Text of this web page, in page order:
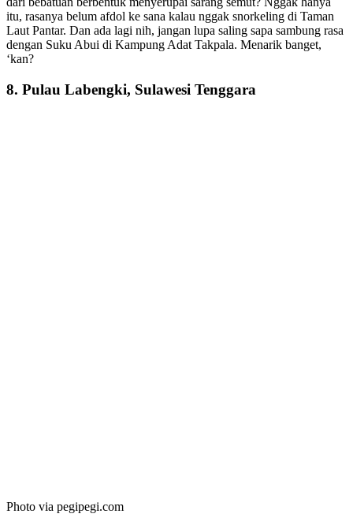
itu, rasanya belum afdol ke sana kalau nggak snorkeling di Taman
Laut Pantar. Dan ada lagi nih, jangan lupa saling sapa sambung rasa
dengan Suku Abui di Kampung Adat Takpala. Menarik banget,
‘kan?
8. Pulau Labengki, Sulawesi Tenggara
Photo via pegipegi.com